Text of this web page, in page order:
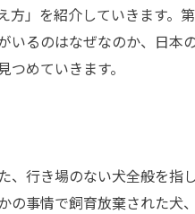
」を紹介していきます。
いるのはなぜなのか、日本
めていきます。
行き場のない犬全般を指
の事情で飼育放棄された犬